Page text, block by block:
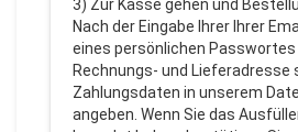
3) Zur Kasse gehen und
Nach der Eingabe Ihrer Ihrer
eines persönlichen Passwortes
Rechnungs- und Lieferadresse
Zahlungsdaten in unserem
angeben. Wenn Sie das